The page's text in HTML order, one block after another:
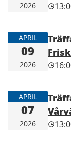
2026
APRIL
09
2026
APRIL
07
2026